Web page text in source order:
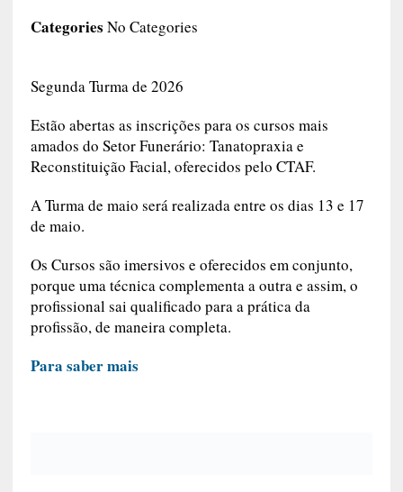
Categories No Categories
Segunda Turma de 2026
Estão abertas as inscrições para os cursos mais
amados do Setor Funerário: Tanatopraxia e
Reconstituição Facial, oferecidos pelo CTAF.
A Turma de maio será realizada entre os dias 13 e 17
de maio.
Os Cursos são imersivos e oferecidos em conjunto,
porque uma técnica complementa a outra e assim, o
profissional sai qualificado para a prática da
profissão, de maneira completa.
Para saber mais